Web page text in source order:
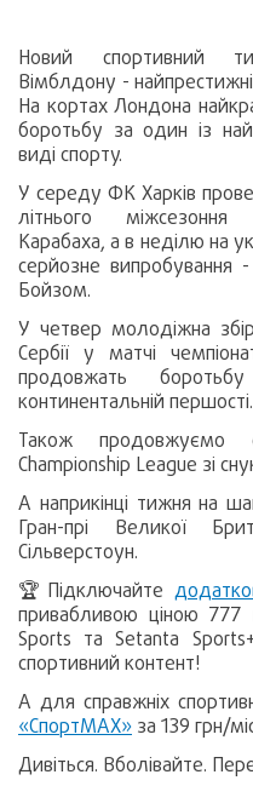
Новий спортивний
Вімблдону -
На кортах Лондона
боротьбу за один із
виді спорту.
У середу ФК Харків
літнього міжсезоння
Карабаха, а в неділю на
серйозне випробування
Бойзом.
У четвер молодіжна
Сербії у матчі
продовжать
континентальній першості.
Також продовжуємо
Championship League зі
А наприкінці тижня на
Гран-прі Великої
Сільверстоун.
🏆Підключайте
привабливою ціною 777
Sports та Setanta
спортивний контент!
А для справжніх
«СпортМАХ» за 139 грн/
Дивіться. Вболівайте.